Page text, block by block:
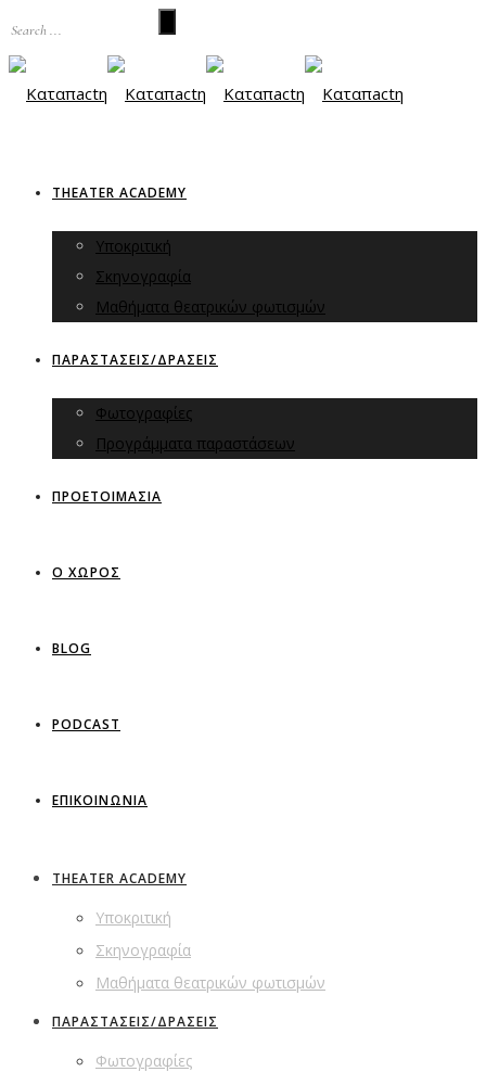
THEATER ACADEMY
Υποκριτική
Σκηνογραφία
Μαθήματα θεατρικών φωτισμών
ΠΑΡΑΣΤΑΣΕΙΣ/ΔΡΑΣΕΙΣ
Φωτογραφίες
Προγράμματα παραστάσεων
ΠΡΟΕΤΟΙΜΑΣΙΑ
Ο ΧΩΡΟΣ
BLOG
PODCAST
ΕΠΙΚΟΙΝΩΝΙΑ
THEATER ACADEMY
Υποκριτική
Σκηνογραφία
Μαθήματα θεατρικών φωτισμών
ΠΑΡΑΣΤΑΣΕΙΣ/ΔΡΑΣΕΙΣ
Φωτογραφίες